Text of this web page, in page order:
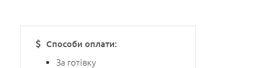
Способи оплати:
За готівку